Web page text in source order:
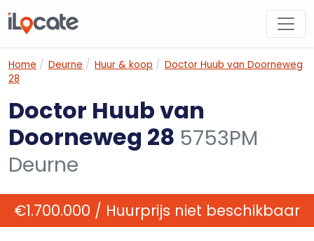
Home Deurne Huur & koop
Doctor Huub van Doorneweg
28
Doctor Huub van
Doorneweg 28 5753PM
Deurne
€1.700.000 / Huurprijs niet beschikbaar